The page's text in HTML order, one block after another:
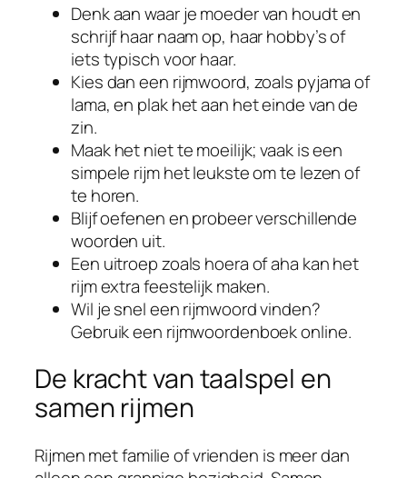
Denk aan waar je moeder van houdt en
schrijf haar naam op, haar hobby’s of
iets typisch voor haar.
Kies dan een rijmwoord, zoals pyjama of
lama, en plak het aan het einde van de
zin.
Maak het niet te moeilijk; vaak is een
simpele rijm het leukste om te lezen of
te horen.
Blijf oefenen en probeer verschillende
woorden uit.
Een uitroep zoals hoera of aha kan het
rijm extra feestelijk maken.
Wil je snel een rijmwoord vinden?
Gebruik een rijmwoordenboek online.
De kracht van taalspel en
samen rijmen
Rijmen met familie of vrienden is meer dan